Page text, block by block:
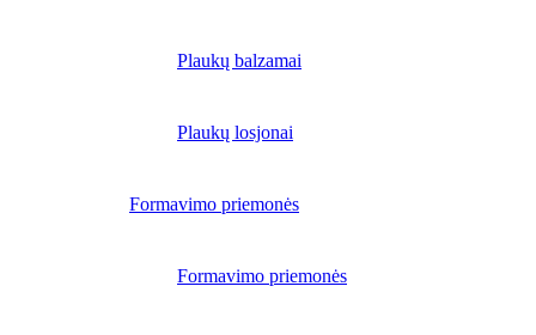
Plaukų balzamai
Plaukų losjonai
Formavimo priemonės
Formavimo priemonės